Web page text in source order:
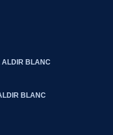
BLANC
BLANC